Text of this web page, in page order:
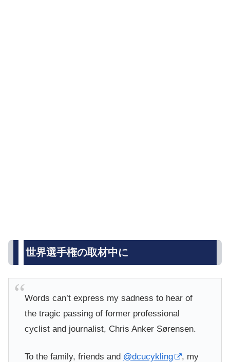
世界選手権の取材中に
Words can’t express my sadness to hear of
the tragic passing of former professional
cyclist and journalist, Chris Anker Sørensen.
To the family, friends and @dcucykling
, my